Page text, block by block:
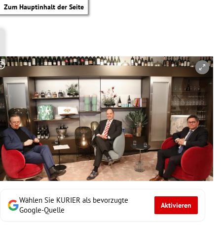
Zum Hauptinhalt der Seite
Untermenü
Wählen Sie KURIER als bevorzugte
Google-Quelle
Aktivieren
Copyright-Hinweis öffnen/schließen